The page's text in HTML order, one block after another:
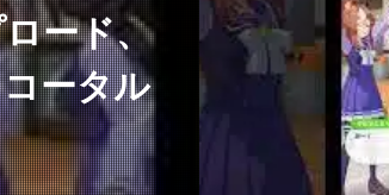
ード、
ータル